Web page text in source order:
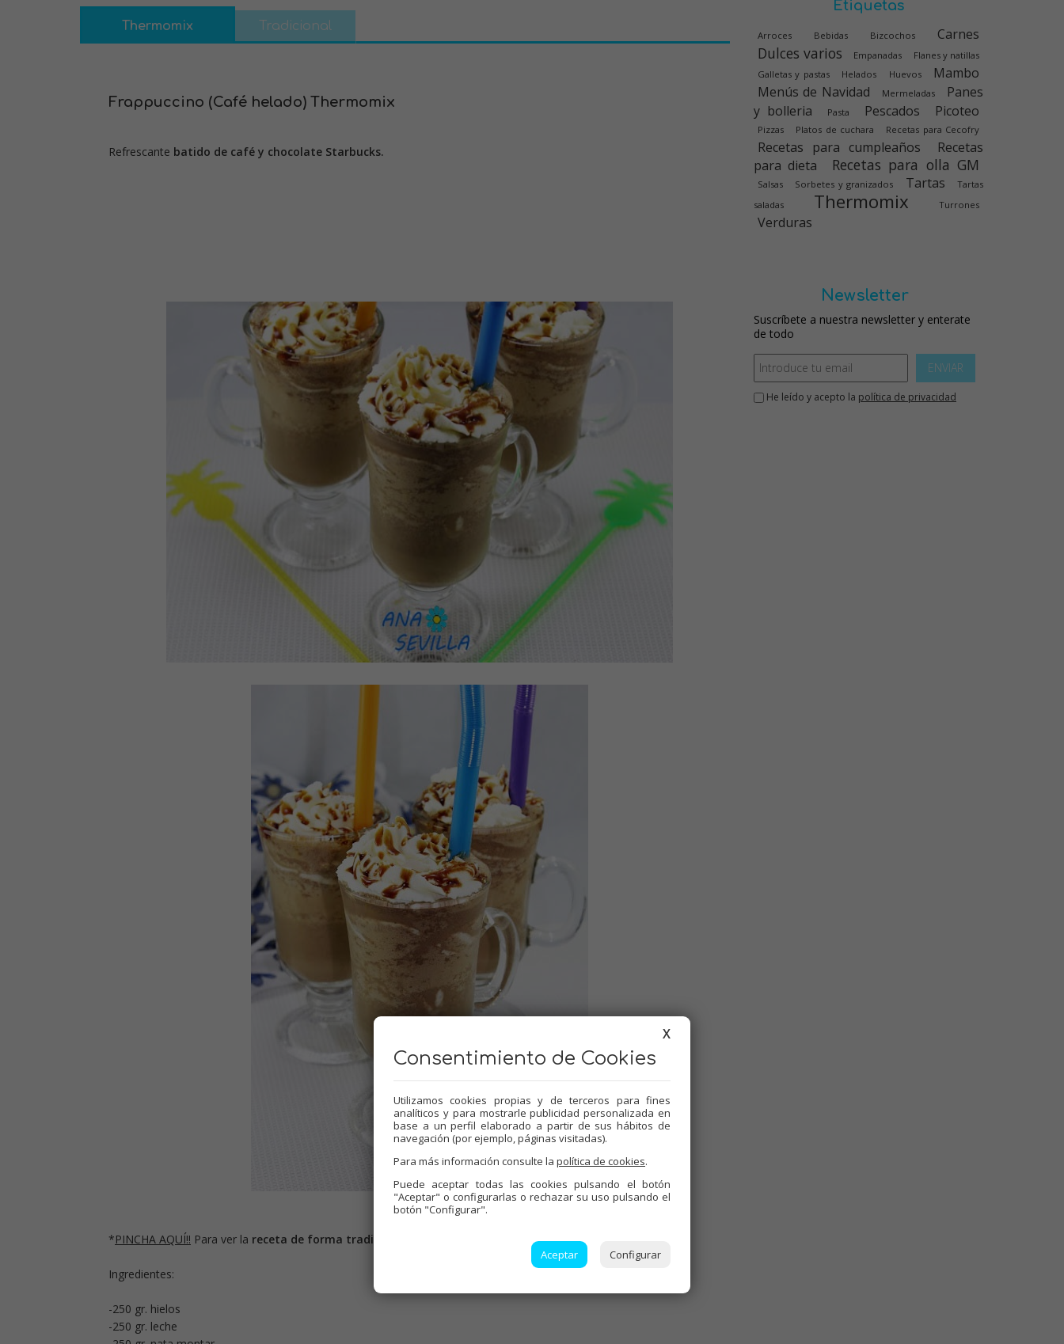
Thermomix Tradicional
Frappuccino (Café helado) Thermomix
Refrescante batido de café y chocolate Starbucks.
*PINCHA AQUÍ!! Para ver la receta de forma tradicional.
Ingredientes:
-250 gr. hielos
-250 gr. leche
Etiquetas
Arroces Bebidas Bizcochos Carnes
Dulces varios Empanadas
Flanes y natillas
Galletas y pastas
Helados Huevos
Mambo
Menús de Navidad
Mermeladas
Panes
y bolleria
Pasta Pescados Picoteo
Pizzas Platos de cuchara Recetas para Cecofry
Recetas para cumpleaños
Recetas
para dieta
Recetas para olla GM
Salsas Sorbetes y granizados Tartas
Tartas
saladas
Thermomix Turrones
Verduras
Newsletter
Suscríbete a nuestra newsletter y enterate
de todo
ENVIAR
He leído y acepto la política de privacidad
X
Consentimiento de Cookies
Utilizamos cookies propias y de terceros para fines
analíticos y para mostrarle publicidad personalizada en
base a un perfil elaborado a partir de sus hábitos de
navegación (por ejemplo, páginas visitadas).
Para más información consulte la política de cookies.
Puede aceptar todas las cookies pulsando el botón
"Aceptar" o configurarlas o rechazar su uso pulsando el
botón "Configurar".
Aceptar Configurar